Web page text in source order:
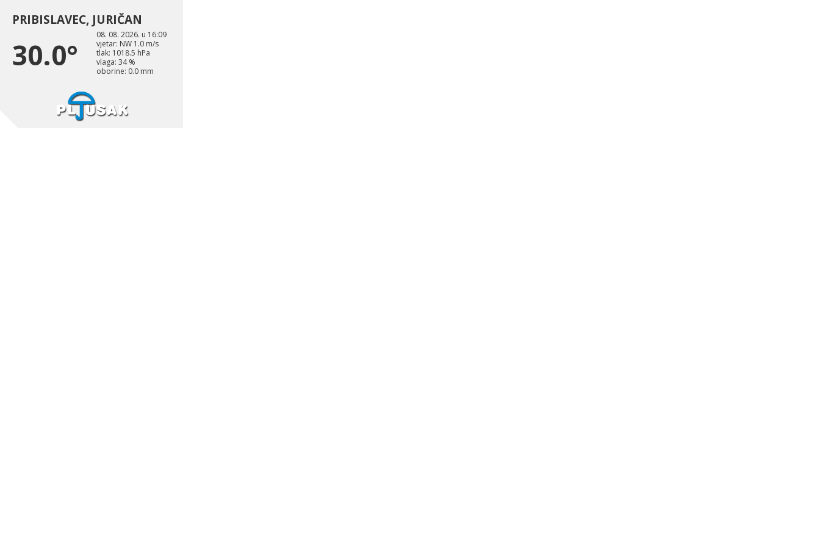
PRIBISLAVEC, JURIČAN
30.0°
08. 08. 2026. u 16:09
vjetar: NW 1.0 m/s
tlak: 1018.5 hPa
vlaga: 34 %
oborine: 0.0 mm